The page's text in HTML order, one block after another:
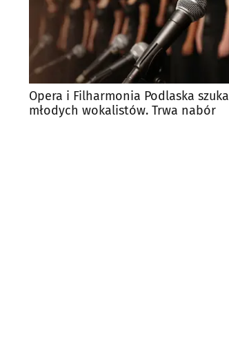
Opera i Filharmonia Podlaska szuka
młodych wokalistów. Trwa nabór